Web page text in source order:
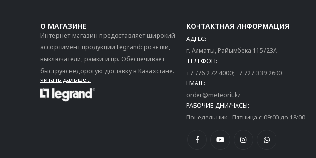
О МАГАЗИНЕ
Интернет-магазин предоставляет широкий
ассортимент продукции Legrand: розетки,
выключатели, рамки и пр. Обеспечивает
быструю недорогую доставку в Казахстане.
читать дальше...
КОНТАКТНАЯ ИНФОРМАЦИЯ
АДРЕС:
г. Алматы, Райымбека 115/23A
ТЕЛЕФОН:
+7 776 272 4000;+7 727 339 2600
EMAIL:
order@meteorit.kz
РАБОЧИЕ ДНИ/ЧАСЫ:
Понедельник - Пятница с 09:00 до 18:00